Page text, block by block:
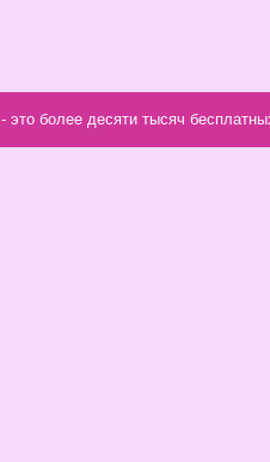
- это более десяти тысяч